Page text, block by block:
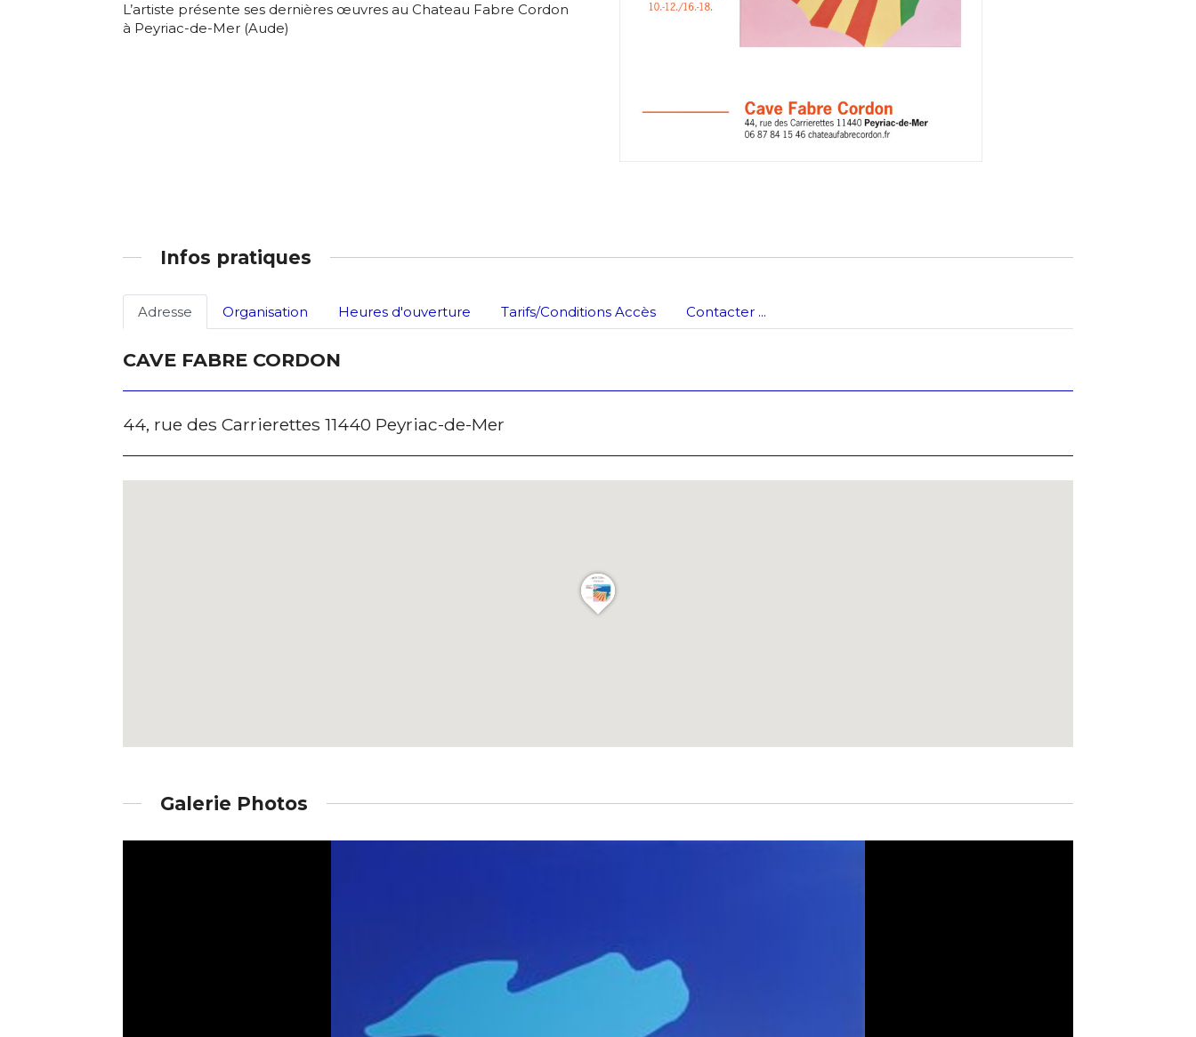
Prénom
Statut / Organisation
Adresse email*
Prénom
L’artiste présente ses dernières œuvres au Chateau Fabre Cordon
à Peyriac-de-Mer (Aude)
Infos pratiques
Adresse Organisation Heures d'ouverture Tarifs/Conditions Accès Contacter ...
CAVE FABRE CORDON
44, rue des Carrierettes 11440 Peyriac-de-Mer
Galerie Photos